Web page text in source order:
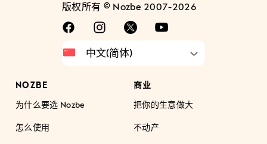
版权所有 © Nozbe 2007-2026
NOZBE
为什么要选 Nozbe
怎么使用
商业
把你的生意做大
不动产